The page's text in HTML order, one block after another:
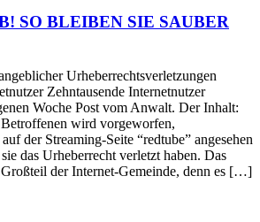
SO BLEIBEN SIE SAUBER
Urheberrechtsverletzungen
Zehntausende Internetnutzer
Woche Post vom Anwalt. Der Inhalt:
wird vorgeworfen,
der Streaming-Seite “redtube” angesehen
das Urheberrecht verletzt haben. Das
der Internet-Gemeinde, denn es […]